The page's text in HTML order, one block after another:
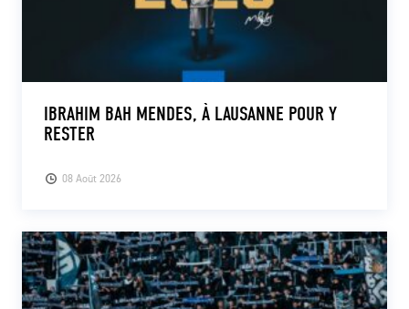
08 Août 2026
IBRAHIM BAH MENDES, À LAUSANNE POUR Y
RESTER